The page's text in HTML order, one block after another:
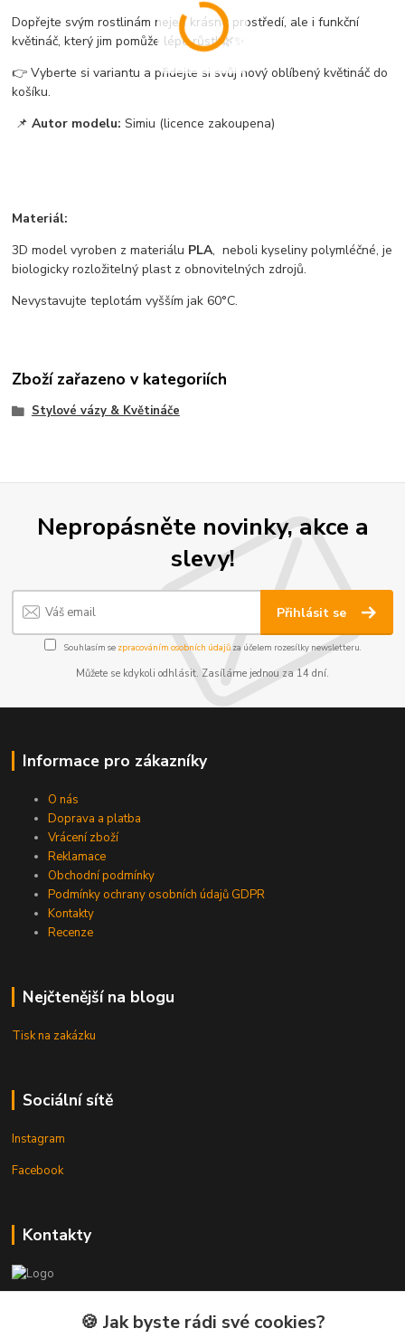
Dopřejte svým rostlinám nejen krásné prostředí, ale i funkční
květináč, který jim pomůže lépe růst! 🌿✨
👉 Vyberte si variantu a přidejte si svůj nový oblíbený květináč do
košíku.
📌Autor modelu: Simiu (licence zakoupena)
Materiál:
3D model vyroben z materiálu PLA, neboli kyseliny polymléčné, je
biologicky rozložitelný plast z obnovitelných zdrojů.
Nevystavujte teplotám vyšším jak 60°C.
Zboží zařazeno v kategoriích
Stylové vázy & Květináče
Nepropásněte novinky, akce a
slevy!
Přihlásit se
Souhlasím se zpracováním osobních údajůza účelem rozesílky newsletteru.
Můžete se kdykoli odhlásit. Zasíláme jednou za 14 dní.
Informace pro zákazníky
O nás
Doprava a platba
Vrácení zboží
Reklamace
Obchodní podmínky
Podmínky ochrany osobních údajů GDPR
Kontakty
Recenze
Nejčtenější na blogu
Tisk na zakázku
Sociální sítě
Instagram
Facebook
Kontakty
🍪 Jak byste rádi své cookies?